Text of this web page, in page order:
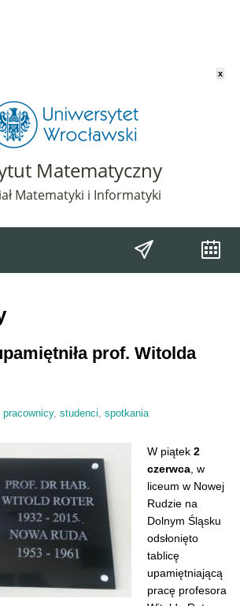
x
Matematyczny
Matematyki i Informatyki
prof. Witolda
pracownicy, studenci, spotkania
W piątek 2
czerwca , w
liceum w Nowej
Rudzie na
Dolnym Śląsku
odsłonięto
tablicę
upamiętniającą
pracę profesora